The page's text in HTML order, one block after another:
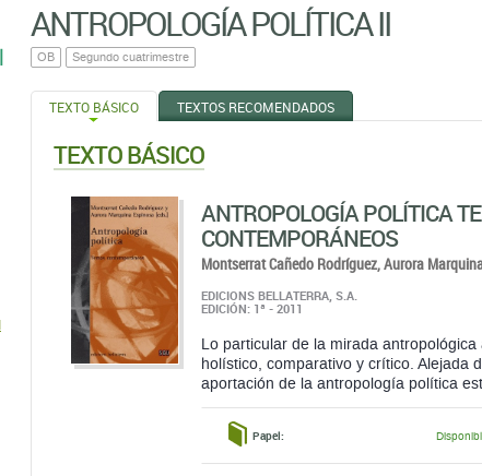
ANTROPOLOGÍA POLÍTICA II
OB Segundo cuatrimestre
TEXTO BÁSICO TEXTOS RECOMENDADOS
TEXTO BÁSICO
ANTROPOLOGÍA POLÍTICA
CONTEMPORÁNEOS
Montserrat Cañedo Rodríguez,Aurora
EDICIONS BELLATERRA, S.A.
EDICIÓN: 1ª - 2011
Lo particular de la mirada
holístico, comparativo y crítico. Alejada
aportación de la antropología política
Papel: